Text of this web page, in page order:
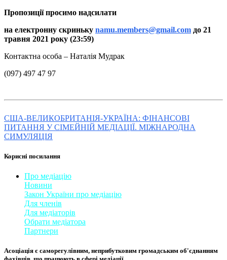
Пропозиції просимо надсилати
на електронну скриньку namu.members@gmail.com до 21
травня 2021 року (23:59)
Контактна особа – Наталія Мудрак
(097) 497 47 97
США-ВЕЛИКОБРИТАНІЯ-УКРАЇНА: ФІНАНСОВІ
ПИТАННЯ У СІМЕЙНІЙ МЕДІАЦІЇ. МІЖНАРОДНА
СИМУЛЯЦІЯ
Корисні посилання
Про медіацію
Новини
Закон України про медіаці​ю
Для членів
Для медіаторів
Обрати медіатора
Партнери
Асоціація є саморегулівним, неприбутковим громадським об'єднанням